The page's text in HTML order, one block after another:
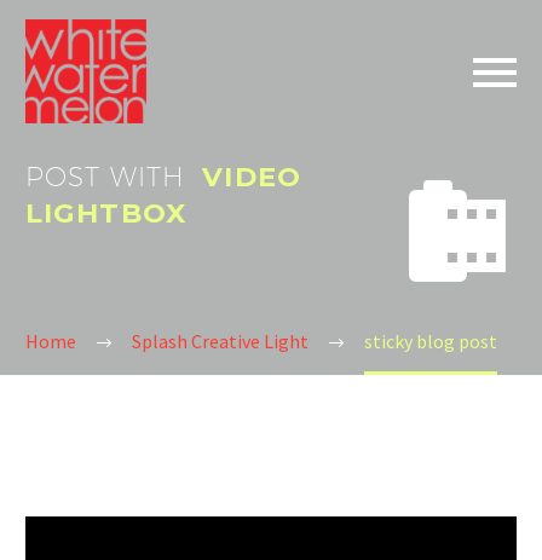


POST WITH
VIDEO
LIGHTBOX
Home Splash Creative Light sticky blog post